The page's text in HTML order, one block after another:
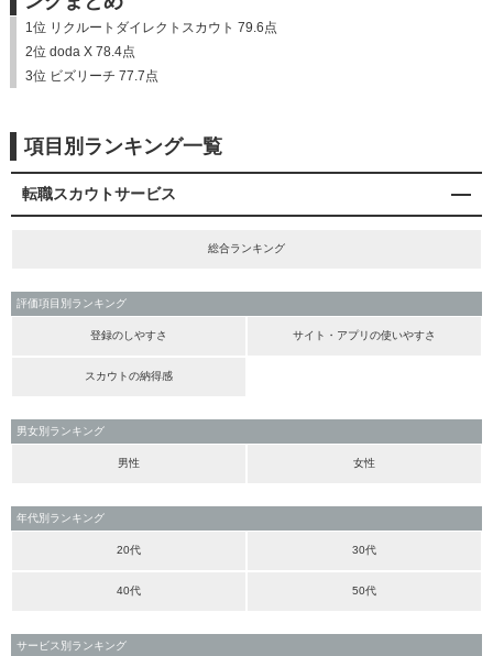
1位 リクルートダイレクトスカウト 79.6点
2位 doda X 78.4点
3位 ビズリーチ 77.7点
項目別ランキング一覧
転職スカウトサービス
総合ランキング
評価項目別ランキング
登録のしやすさ サイト・アプリの使いやすさ
スカウトの納得感
男女別ランキング
男性 女性
年代別ランキング
20代 30代
40代 50代
サービス別ランキング